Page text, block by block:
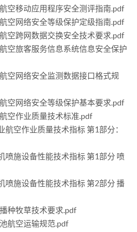
空移动应用程序安全测评指南.pdf
空网络安全等级保护定级指南.pdf
空跨网数据交换安全技术要求.pdf
空旅客服务信息系统信息安全保护
空网络安全监测数据接口格式规
空网络安全等级保护基本要求.pdf
空作业质量技术标准.pdf
航空作业质量技术指标 第1部分：
喷施设备性能技术指标 第1部分 喷
喷施设备性能技术指标 第2部分 播
种牧草技术要求.pdf
航空运输规范.pdf